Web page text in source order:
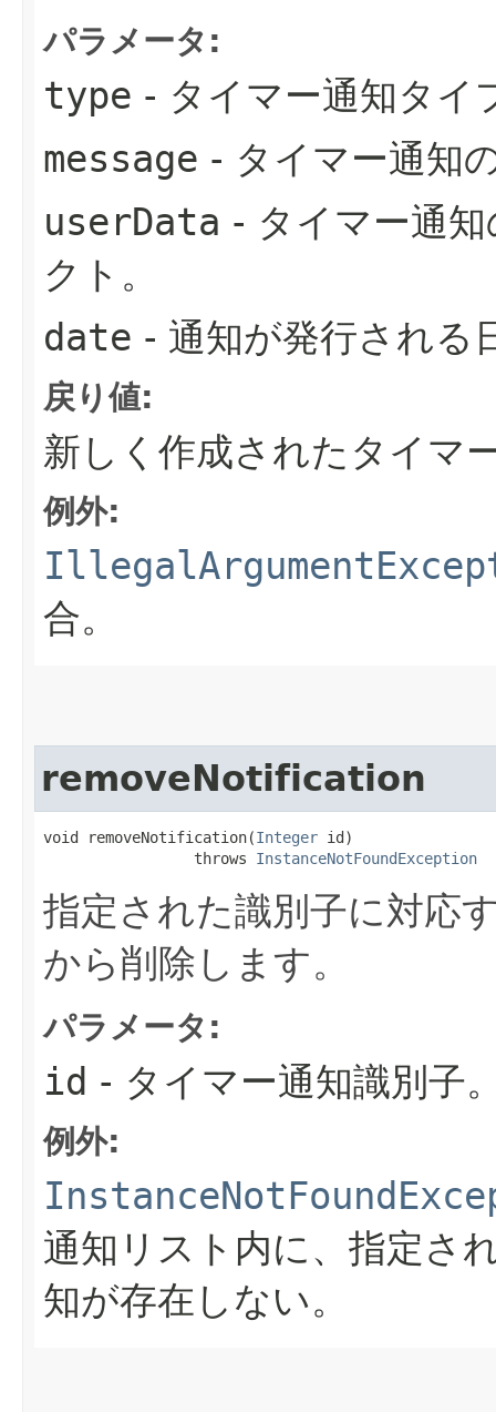
パラメータ:
type - タイマー通知タイ
message - タイマー通知
userData - タイマー通
クト。
date - 通知が発行される
戻り値:
新しく作成されたタイマ
例外:
合。
removeNotification
void removeNotification​(Integer id)
                 throws
InstanceNotFoundException
指定された識別子に対応
から削除します。
パラメータ:
id - タイマー通知識別子
例外:
通知リスト内に、指定さ
知が存在しない。